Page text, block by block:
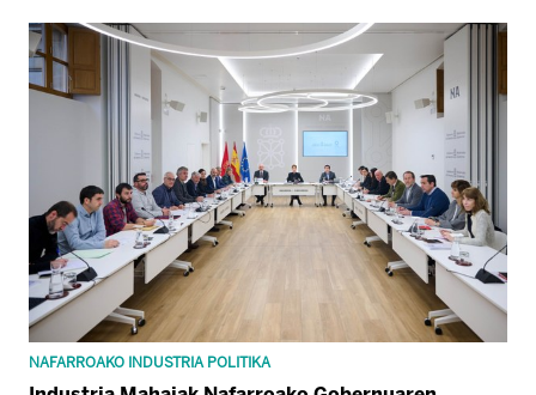
NAFARROAKO INDUSTRIA POLITIKA